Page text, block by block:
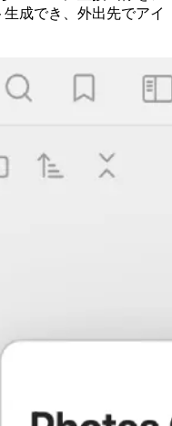
成でき、外出先でアイ